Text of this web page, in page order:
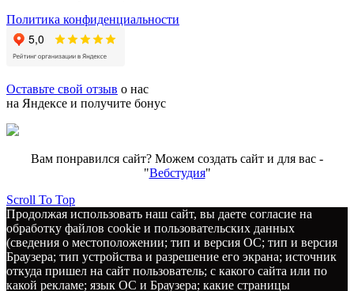
Политика конфиденциальности
Оставьте свой отзыв о нас
на Яндексе и получите бонус
Вам понравился сайт? Можем создать сайт и для вас -
"Вебстудия"
Scroll To Top
Продолжая использовать наш сайт, вы даете согласие на
обработку файлов cookie и пользовательских данных
(сведения о местоположении; тип и версия ОС; тип и версия
Браузера; тип устройства и разрешение его экрана; источник
откуда пришел на сайт пользователь; с какого сайта или по
какой рекламе; язык ОС и Браузера; какие страницы